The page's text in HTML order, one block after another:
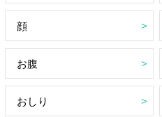
顔
お腹
おしり